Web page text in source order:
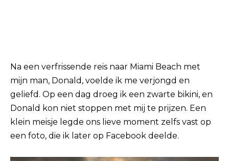
Na een verfrissende reis naar Miami Beach met
mijn man, Donald, voelde ik me verjongd en
geliefd. Op een dag droeg ik een zwarte bikini, en
Donald kon niet stoppen met mij te prijzen. Een
klein meisje legde ons lieve moment zelfs vast op
een foto, die ik later op Facebook deelde.